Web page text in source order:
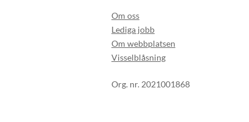
Om oss
Lediga jobb
Om webbplatsen
Visselblåsning
Org. nr. 2021001868